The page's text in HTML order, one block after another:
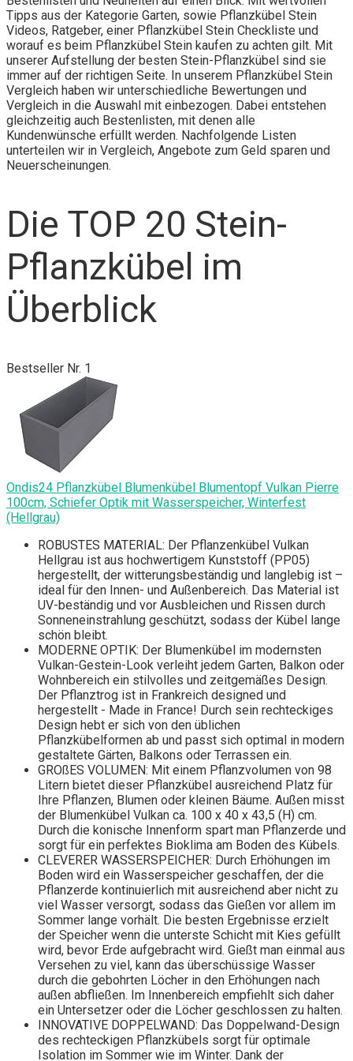
Tipps aus der Kategorie Garten, sowie Pflanzkübel Stein
Videos, Ratgeber, einer Pflanzkübel Stein Checkliste und
worauf es beim Pflanzkübel Stein kaufen zu achten gilt. Mit
unserer Aufstellung der besten Stein-Pflanzkübel sind sie
immer auf der richtigen Seite. In unserem Pflanzkübel Stein
Vergleich haben wir unterschiedliche Bewertungen und
Vergleich in die Auswahl mit einbezogen. Dabei entstehen
gleichzeitig auch Bestenlisten, mit denen alle
Kundenwünsche erfüllt werden. Nachfolgende Listen
unterteilen wir in Vergleich, Angebote zum Geld sparen und
Neuerscheinungen.
Die TOP 20 Stein-
Pflanzkübel im
Überblick
Bestseller Nr. 1
Ondis24 Pflanzkübel Blumenkübel Blumentopf Vulkan Pierre
100cm, Schiefer Optik mit Wasserspeicher, Winterfest
(Hellgrau)
ROBUSTES MATERIAL: Der Pflanzenkübel Vulkan
Hellgrau ist aus hochwertigem Kunststoff (PP05)
hergestellt, der witterungsbeständig und langlebig ist –
ideal für den Innen- und Außenbereich. Das Material ist
UV-beständig und vor Ausbleichen und Rissen durch
Sonneneinstrahlung geschützt, sodass der Kübel lange
schön bleibt.
MODERNE OPTIK: Der Blumenkübel im modernsten
Vulkan-Gestein-Look verleiht jedem Garten, Balkon oder
Wohnbereich ein stilvolles und zeitgemäßes Design.
Der Pflanztrog ist in Frankreich designed und
hergestellt - Made in France! Durch sein rechteckiges
Design hebt er sich von den üblichen
Pflanzkübelformen ab und passt sich optimal in modern
gestaltete Gärten, Balkons oder Terrassen ein.
GROßES VOLUMEN: Mit einem Pflanzvolumen von 98
Litern bietet dieser Pflanzkübel ausreichend Platz für
Ihre Pflanzen, Blumen oder kleinen Bäume. Außen misst
der Blumenkübel Vulkan ca. 100 x 40 x 43,5 (H) cm.
Durch die konische Innenform spart man Pflanzerde und
sorgt für ein perfektes Bioklima am Boden des Kübels.
CLEVERER WASSERSPEICHER: Durch Erhöhungen im
Boden wird ein Wasserspeicher geschaffen, der die
Pflanzerde kontinuierlich mit ausreichend aber nicht zu
viel Wasser versorgt, sodass das Gießen vor allem im
Sommer lange vorhält. Die besten Ergebnisse erzielt
der Speicher wenn die unterste Schicht mit Kies gefüllt
wird, bevor Erde aufgebracht wird. Gießt man einmal aus
Versehen zu viel, kann das überschüssige Wasser
durch die gebohrten Löcher in den Erhöhungen nach
außen abfließen. Im Innenbereich empfiehlt sich daher
ein Untersetzer oder die Löcher geschlossen zu halten.
INNOVATIVE DOPPELWAND: Das Doppelwand-Design
des rechteckigen Pflanzkübels sorgt für optimale
Isolation im Sommer wie im Winter. Dank der